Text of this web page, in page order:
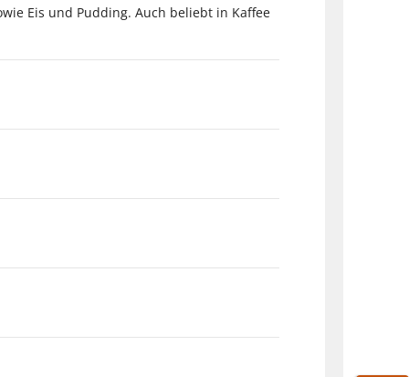
Eis und Pudding. Auch beliebt in Kaffee